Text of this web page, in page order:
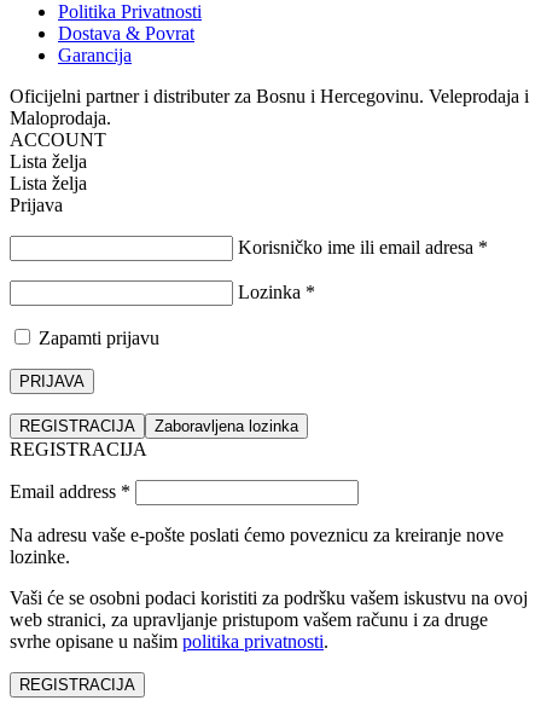
Politika Privatnosti
Dostava & Povrat
Garancija
Oficijelni partner i distributer za Bosnu i Hercegovinu. Veleprodaja i
Maloprodaja.
ACCOUNT
Lista želja
Lista želja
Prijava
Korisničko ime ili email adresa *
Lozinka *
Zapamti prijavu
PRIJAVA
REGISTRACIJA Zaboravljena lozinka
REGISTRACIJA
Email address *
Na adresu vaše e-pošte poslati ćemo poveznicu za kreiranje nove
lozinke.
Vaši će se osobni podaci koristiti za podršku vašem iskustvu na ovoj
web stranici, za upravljanje pristupom vašem računu i za druge
svrhe opisane u našim politika privatnosti.
REGISTRACIJA